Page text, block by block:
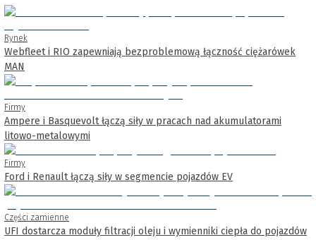
Rynek
Webfleet i RIO zapewniają bezproblemową łączność ciężarówek
MAN
Firmy
Ampere i Basquevolt łączą siły w pracach nad akumulatorami
litowo-metalowymi
Firmy
Ford i Renault łączą siły w segmencie pojazdów EV
Części zamienne
UFI dostarcza moduły filtracji oleju i wymienniki ciepła do pojazdów